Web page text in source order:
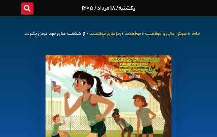
یکشنبه/ 18 مرداد / 1405
خانه » هوش مالی و موفقیت » موفقیت » رمزهای موفقیت » از شکست های خود درس بگیرید